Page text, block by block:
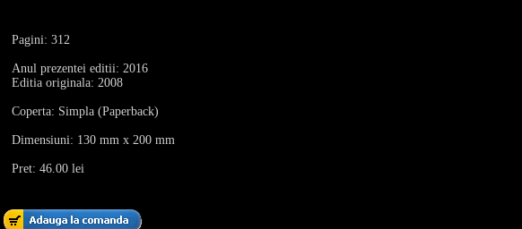
Pagini: 312
Anul prezentei editii: 2016
Editia originala: 2008
Coperta: Simpla (Paperback)
Dimensiuni: 130 mm x 200 mm
Pret: 46.00 lei